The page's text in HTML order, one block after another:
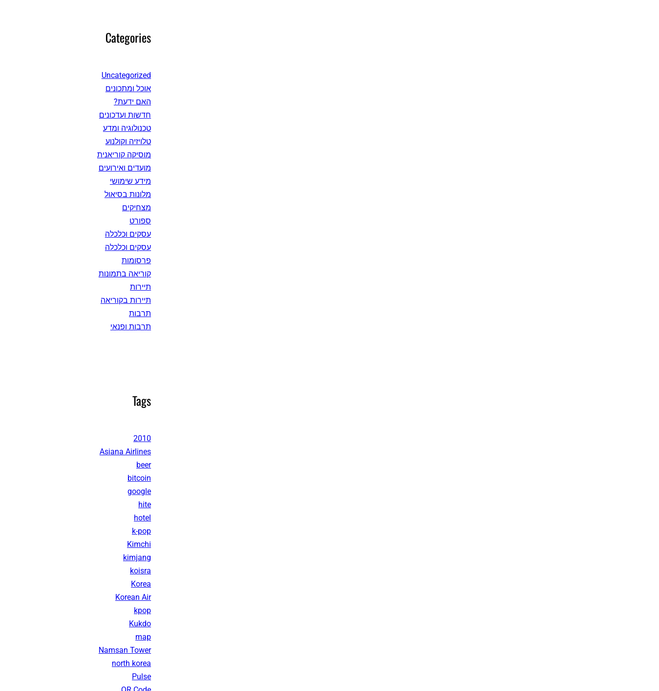
Categories
Uncategorized
אוכל ומתכונים
האם ידעת?
חדשות ועדכונים
טכנולוגיה ומדע
טלויזיה וקולנוע
מוסיקה קוריאנית
מועדים ואירועים
מידע שימושי
מלונות בסיאול
מצחיקים
ספורט
עסקים וכלכלה
עסקים וכלכלה
פרסומות
קוריאה בתמונות
תיירות
תיירות בקוריאה
תרבות
תרבות ופנאי
Tags
2010
Asiana Airlines
beer
bitcoin
google
hite
hotel
k-pop
Kimchi
kimjang
koisra
Korea
Korean Air
kpop
Kukdo
map
Namsan Tower
north korea
Pulse